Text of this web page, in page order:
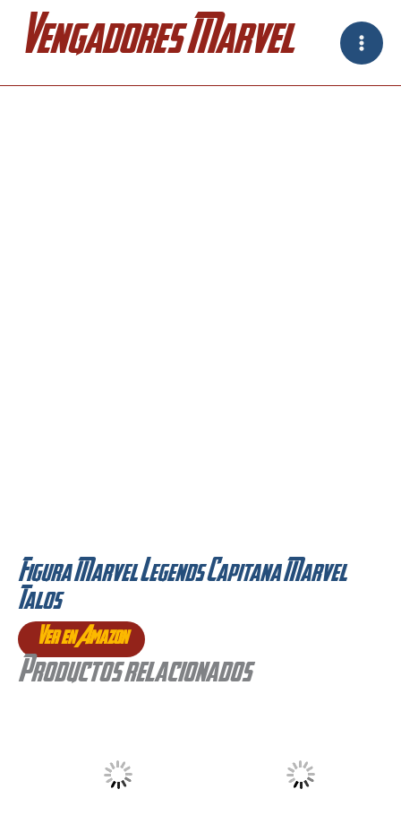
Vengadores Marvel
Figura Marvel Legends Capitana Marvel
Talos
Ver en Amazon
Productos relacionados